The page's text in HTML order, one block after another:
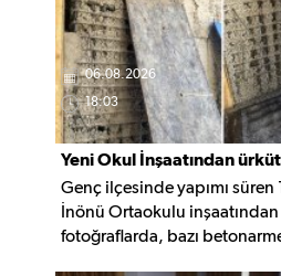
06.08.2026
18:03
Yeni Okul İnşaatından
Genç ilçesinde yapımı süren
İnönü Ortaokulu
fotoğraflarda, bazı betonarme